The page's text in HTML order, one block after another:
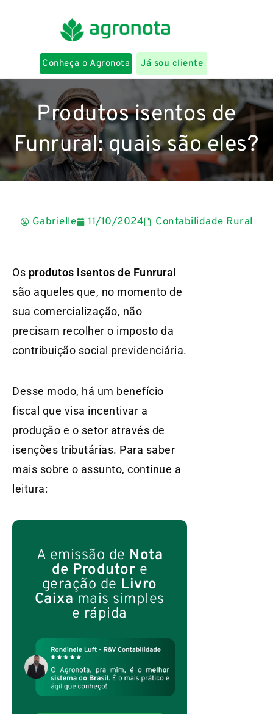
Conheça o Agronota Já sou cliente
Produtos isentos de
Funrural: quais são eles?
Gabrielle 11/10/2024 Contabilidade Rural
Os produtos isentos de Funrural
são aqueles que, no momento de
sua comercialização, não
precisam recolher o imposto da
contribuição social previdenciária.
Desse modo, há um benefício
fiscal que visa incentivar a
produção e o setor através de
isenções tributárias. Para saber
mais sobre o assunto, continue a
leitura:
A emissão de Nota
de Produtor e
geração de Livro
Caixa mais simples
e rápida